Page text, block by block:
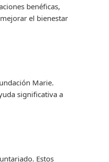
benéficas,
el bienestar
Marie.
significativa a
Estos